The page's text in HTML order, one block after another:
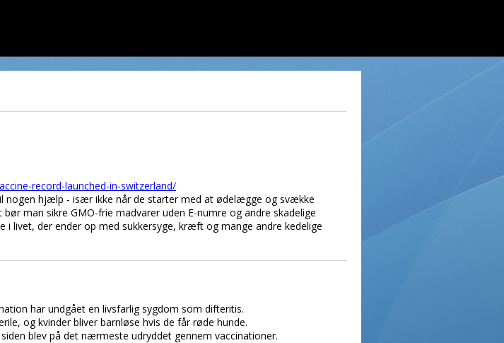
record-launched-in-switzerland/
nogen hjælp - især ikke når de starter med at ødelægge og svække
man sikre GMO-frie madvarer uden E-numre og andre skadelige
livet, der ender op med sukkersyge, kræft og mange andre kedelige
har undgået en livsfarlig sygdom som difteritis.
og kvinder bliver barnløse hvis de får røde hunde.
blev på det nærmeste udryddet gennem vaccinationer.